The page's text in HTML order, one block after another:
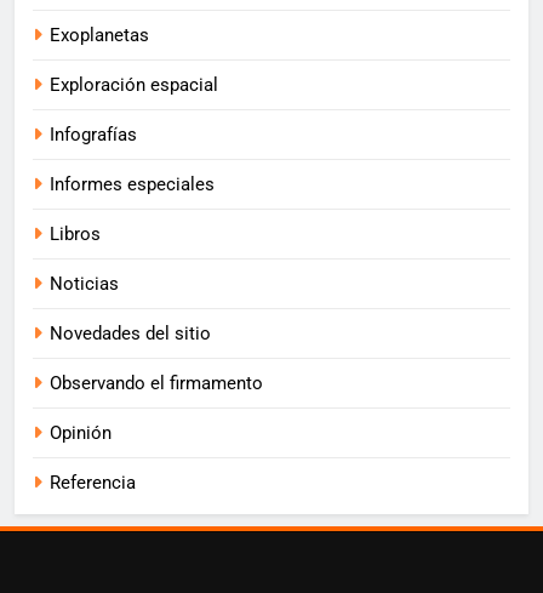
Exoplanetas
Exploración espacial
Infografías
Informes especiales
Libros
Noticias
Novedades del sitio
Observando el firmamento
Opinión
Referencia